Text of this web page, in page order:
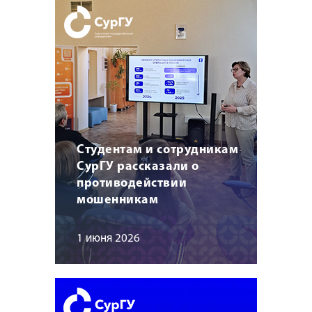
Студентам и сотрудникам
СурГУ рассказали о
противодействии
мошенникам
1 июня 2026